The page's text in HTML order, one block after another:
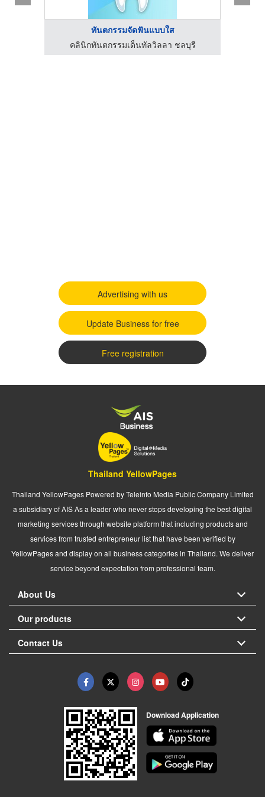
ทันตกรรมจัดฟันแบบใส
คลินิกทันตกรรมเด็นทัลวิลลา ชลบุรี
Advertising with us
Update Business for free
Free registration
Thailand YellowPages
Thailand YellowPages Powered by Teleinfo Media Public Company Limited
a subsidiary of AIS As a leader who never stops developing the best digital
marketing services through website platform that including products and
services from trusted entrepreneur list that have been verified by
YellowPages and display on all business categories in Thailand. We deliver
service beyond expectation from professional team.
About Us
Our products
Contact Us
Download Application